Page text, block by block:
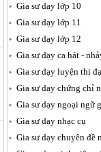
Gia sư dạy lớp 10
Gia sư dạy lớp 11
Gia sư dạy lớp 12
Gia sư dạy ca hát -
Gia sư dạy luyện thi
Gia sư dạy chứng chỉ
Gia sư dạy ngoại ngữ
Gia sư dạy nhạc cụ
Gia sư dạy chuyên đề